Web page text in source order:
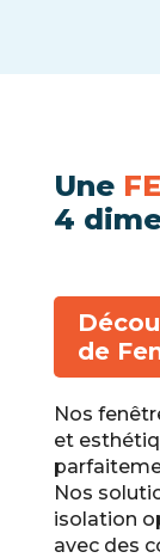
Une
4
de
Nos
et
Nos
isolation
avec des